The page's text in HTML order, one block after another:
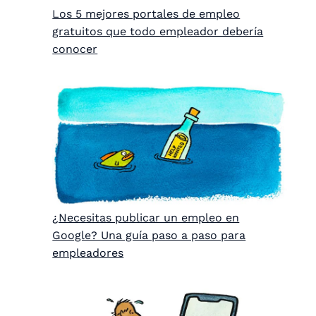
Los 5 mejores portales de empleo
gratuitos que todo empleador debería
conocer
¿Necesitas publicar un empleo en
Google? Una guía paso a paso para
empleadores